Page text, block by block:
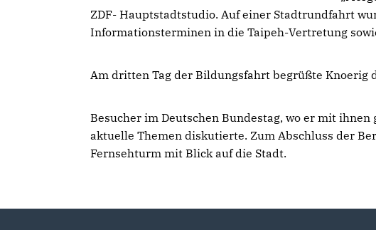
ZDF- Hauptstadtstudio. Auf einer Stadtrundfahrt
Informationsterminen in die Taipeh-Vertretung
Am dritten Tag der Bildungsfahrt begrüßte Knoerig
Besucher im Deutschen Bundestag, wo er mit
aktuelle Themen diskutierte. Zum Abschluss der
Fernsehturm mit Blick auf die Stadt.